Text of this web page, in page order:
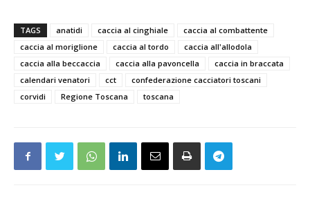
TAGS anatidi caccia al cinghiale
caccia al combattente
caccia al moriglione
caccia al tordo
caccia all'allodola
caccia alla beccaccia
caccia alla pavoncella
caccia in braccata
calendari venatori
cct
confederazione cacciatori toscani
corvidi
Regione Toscana toscana